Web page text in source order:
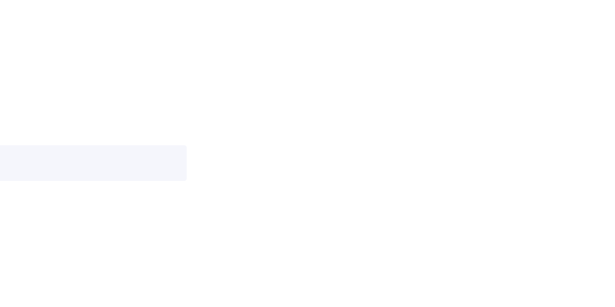
ингалятора следующим образом:
к использованию и при проведении ингаляции) показание счетчика
знали, какое количество препарата осталось в ингаляторе. Когда
препарат из этого ингалятора был использован, и ингалятор
лекарственного препарата.
препарата Симбикорт® на минеральную плотность костной ткани.
терапии глюкокортикостероидами была нарушена функция
переводе пациентов на лечение препаратом Симбикорт®.
надпочечников. Пациенты, которые в прошлом нуждались в
получали длительное лечение ингаляционными
к этой группе риска. Необходимо предусмотреть дополнительное
полоскать рот водой после ингаляций для уменьшения риска развития
полоскать рот водой после проведения ингаляций в случае
с удлиненным QTс-интервалом. Прием формотерола может
глюкокортикостероида у пациентов с активной или
которые могут вызвать или усилить гипокалиемический эффект,
усиление гипокалиемического эффекта ?2-адреномиметиков.
короткодействующий агонист бета2-адренорецепторов.
не отмечалось.
001 и 002).
Рапихалер 160 мкг + 4,5 мкг/доза по сравнению с плацебо и
эффективность препарата Симбикорт® Рапихалер 160 мкг +
рандомизированных в этих исследованиях, 494 и 277 пациентов
оценивалась с использованием первичной переменной
ОФВ1, который оценивался до ингаляции и спустя 1 час после
4,5 мкг/доза было отмечено значимое увеличение значения ОФВ1,
с терапией формотеролом, и на 0,09 л (р < 0,001) по сравнению с
концентрация в плазме была несколько ниже.
(Рапихалер) в легкие попадает примерно 25-30%
с помощью аэрозоля для ингаляций дозированного
применении в клинически значимых дозах.
дозы.
4 л/кг. Связывание с белками плазмы крови составляет, в среднем,
и последующий прием активированного угля (при необходимости -
состава и кислотно-щелочного баланса, введение
в связи с возможным развитием приступа бронхиальной астмы.